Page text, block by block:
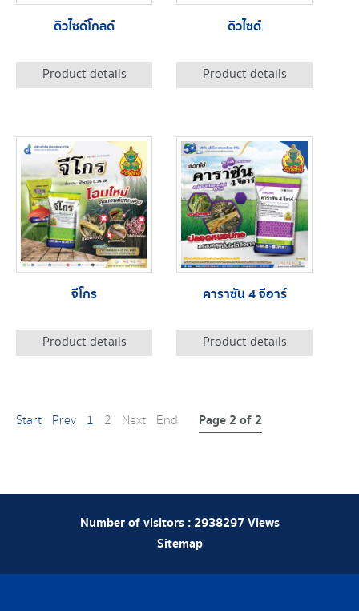
ดิวไซด์โกลด์
Product details
ดิวไซด์
Product details
จีโกร
Product details
คาราซัน 4 จีอาร์
Product details
Start Prev 1 2 Next End Page 2 of 2
Number of visitors :2938297Views
Sitemap